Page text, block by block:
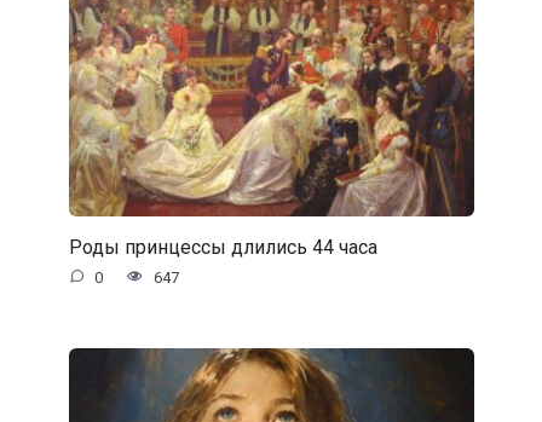
Роды принцессы длились 44 часа
0 647